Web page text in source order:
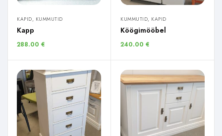
KAPID, KUMMUTID
Kapp
288.00 €
KUMMUTID, KAPID
Köögimööbel
240.00 €